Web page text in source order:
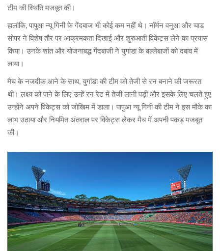
टीम की स्थिति मजबूत की।
हालांकि, पापुआ न्यू गिनी के गेंदबाज भी कोई कम नहीं थे। नॉर्मन वनुआ और चाड
सोपर ने विशेष तौर पर आक्रमकता दिखाई और शुरुआती विकेट्स लेने का प्रयास
किया। उनके शांत और योजनाबद्ध गेंदबाजी ने युगांडा के बल्लेबाजों को दबाव में
लाया।
मैच के नजदीक आने के साथ, युगांडा की टीम को तेजी से रन बनाने की जरूरत
थी। लक्ष्य को पाने के लिए उन्हें रन रेट में तेजी लानी पड़ी और इसके लिए चलते हुए
उन्होंने अपने विकेट्स को जोखिम में डाला। पापुआ न्यू गिनी की टीम ने इस मौके का
लाभ उठाया और नियमित अंतराल पर विकेट्स लेकर मैच में अपनी पकड़ मजबूत
की।